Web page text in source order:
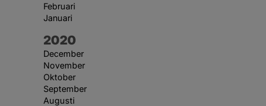
Februari
Januari
År:
2020
December
November
Oktober
September
Augusti